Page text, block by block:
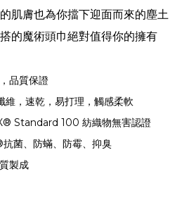
肌膚也為你擋下迎面而來的塵土
的魔術頭巾絕對值得你的擁有
品質保證
維，速乾，易打理，觸感柔軟
Standard 100 紡織物無害認證
抗菌、防蟎、防霉、抑臭
製成